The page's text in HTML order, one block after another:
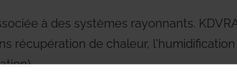
à des systèmes rayonnants.
récupération de chaleur,